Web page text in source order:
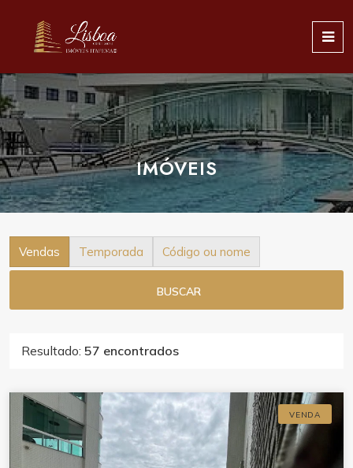
IMÓVEIS
Vendas Temporada Código ou nome
BUSCAR
Resultado: 57 encontrados
VENDA